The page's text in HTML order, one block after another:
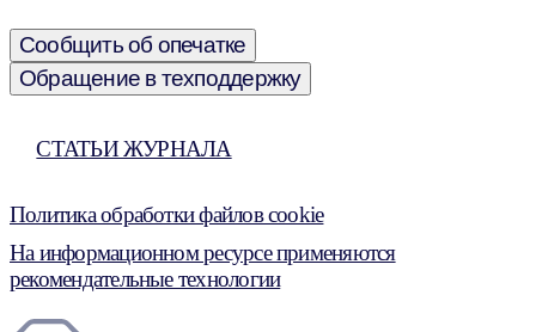
Сообщить об опечатке
Обращение в техподдержку
СТАТЬИ ЖУРНАЛА
Политика обработки файлов cookie
На информационном ресурсе применяются
рекомендательные технологии